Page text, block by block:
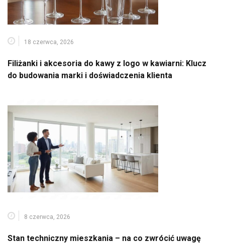
18 czerwca, 2026
Filiżanki i akcesoria do kawy z logo w kawiarni: Klucz
do budowania marki i doświadczenia klienta
8 czerwca, 2026
Stan techniczny mieszkania – na co zwrócić uwagę